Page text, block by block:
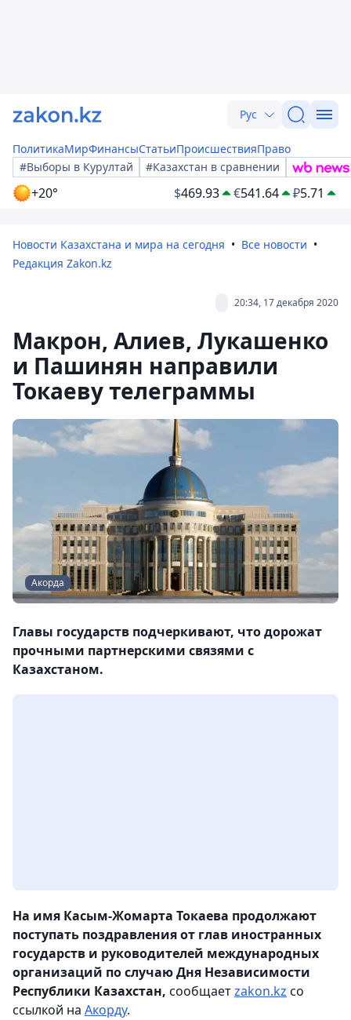
Рус
ПолитикаМирФинансыСтатьиПроисшествияПраво
#Выборы в Курултай
#Казахстан в сравнении
+20° $469.93 €541.64 ₽5.71
Новости Казахстана и мира на сегодня
Все новости
Редакция Zakon.kz
20:34, 17 декабря 2020
Макрон, Алиев, Лукашенко
и Пашинян направили
Токаеву телеграммы
Акорда
Главы государств подчеркивают, что дорожат
прочными партнерскими связями с
Казахстаном.
На имя Касым-Жомарта Токаева продолжают
поступать поздравления от глав иностранных
государств и руководителей международных
организаций по случаю Дня Независимости
Республики Казахстан, сообщаетzakon.kz со
ссылкой на Акорду.